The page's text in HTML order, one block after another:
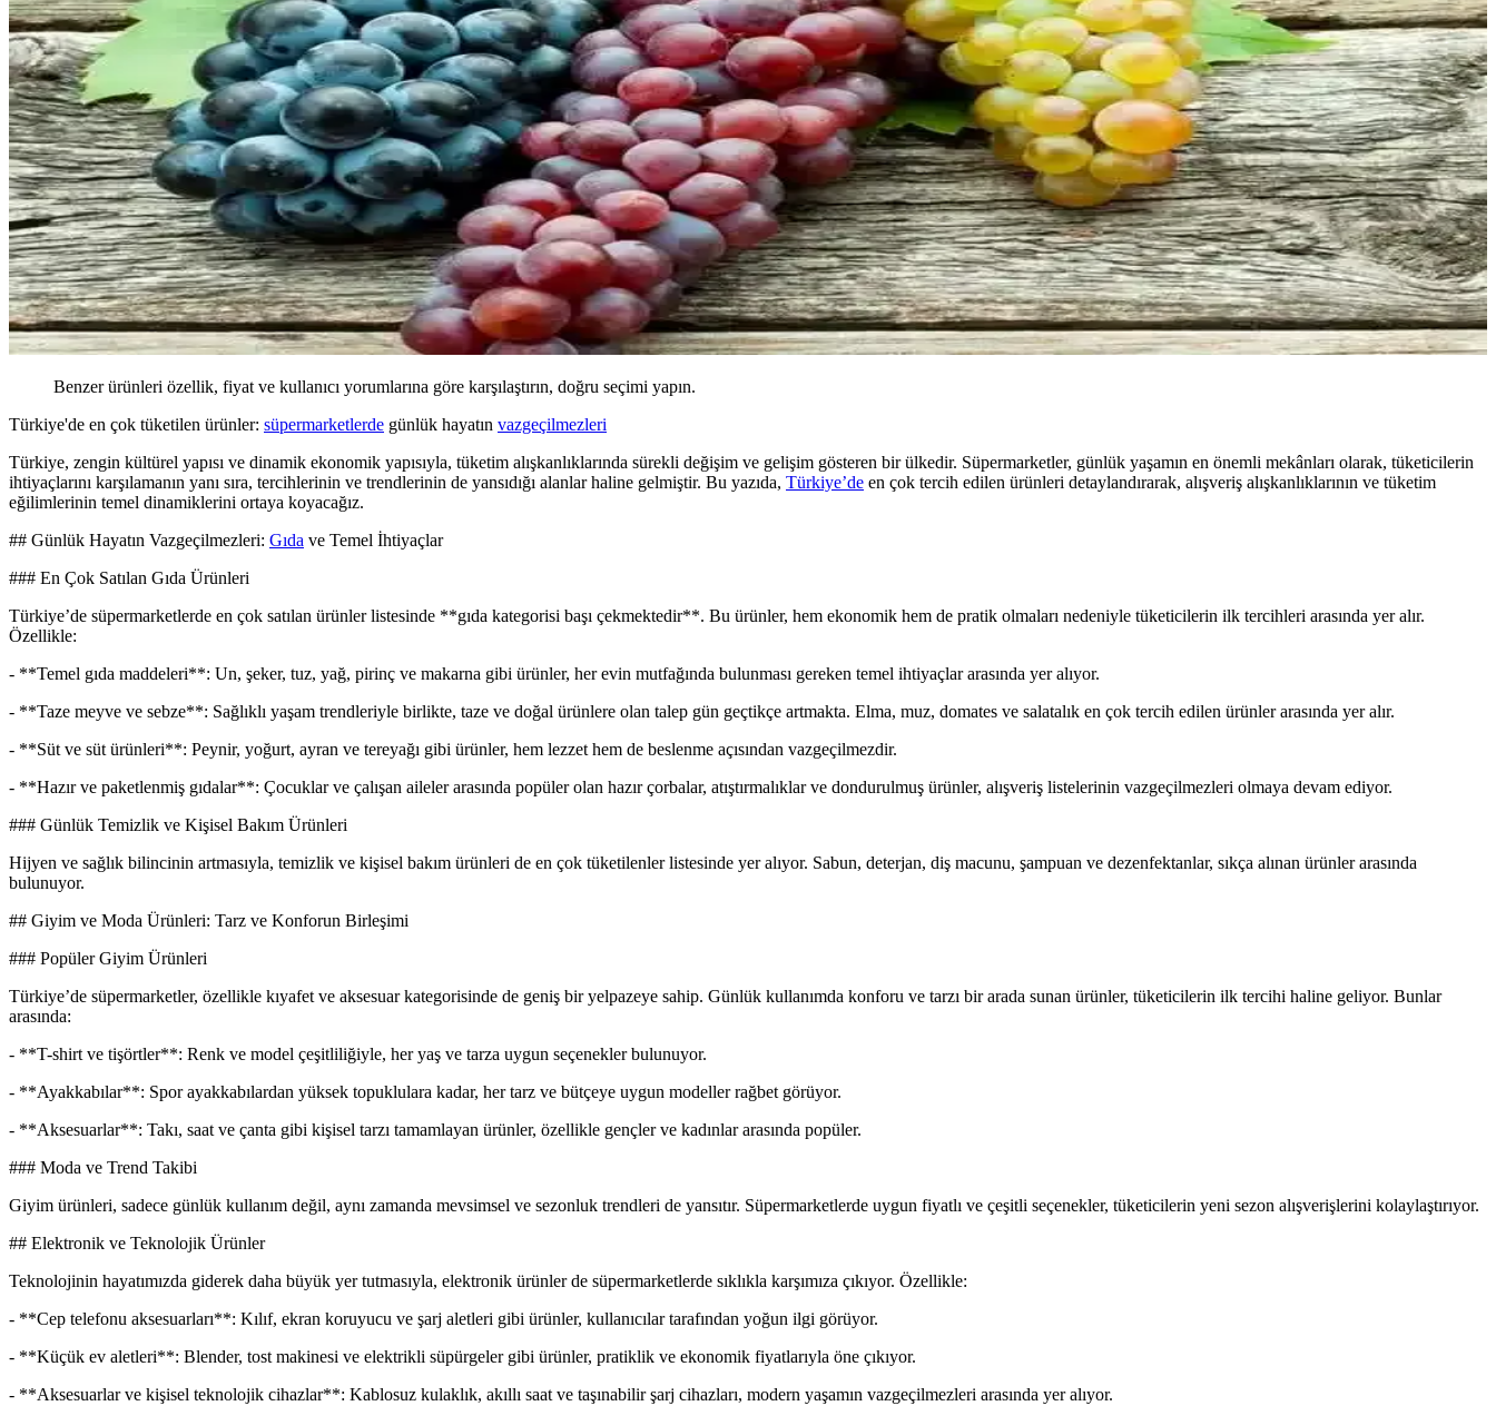
Benzer ürünleri özellik, fiyat ve kullanıcı yorumlarına göre karşılaştırın, doğru seçimi yapın.
Türkiye'de en çok tüketilen ürünler: süpermarketlerde günlük hayatın vazgeçilmezleri
Türkiye, zengin kültürel yapısı ve dinamik ekonomik yapısıyla, tüketim alışkanlıklarında sürekli değişim ve gelişim gösteren bir ülkedir. Süpermarketler, günlük yaşamın en önemli mekânları olarak, tüketicilerin
ihtiyaçlarını karşılamanın yanı sıra, tercihlerinin ve trendlerinin de yansıdığı alanlar haline gelmiştir. Bu yazıda, Türkiye’de en çok tercih edilen ürünleri detaylandırarak, alışveriş alışkanlıklarının ve tüketim
eğilimlerinin temel dinamiklerini ortaya koyacağız.
## Günlük Hayatın Vazgeçilmezleri: Gıda ve Temel İhtiyaçlar
### En Çok Satılan Gıda Ürünleri
Türkiye’de süpermarketlerde en çok satılan ürünler listesinde **gıda kategorisi başı çekmektedir**. Bu ürünler, hem ekonomik hem de pratik olmaları nedeniyle tüketicilerin ilk tercihleri arasında yer alır.
Özellikle:
- **Temel gıda maddeleri**: Un, şeker, tuz, yağ, pirinç ve makarna gibi ürünler, her evin mutfağında bulunması gereken temel ihtiyaçlar arasında yer alıyor.
- **Taze meyve ve sebze**: Sağlıklı yaşam trendleriyle birlikte, taze ve doğal ürünlere olan talep gün geçtikçe artmakta. Elma, muz, domates ve salatalık en çok tercih edilen ürünler arasında yer alır.
- **Süt ve süt ürünleri**: Peynir, yoğurt, ayran ve tereyağı gibi ürünler, hem lezzet hem de beslenme açısından vazgeçilmezdir.
- **Hazır ve paketlenmiş gıdalar**: Çocuklar ve çalışan aileler arasında popüler olan hazır çorbalar, atıştırmalıklar ve dondurulmuş ürünler, alışveriş listelerinin vazgeçilmezleri olmaya devam ediyor.
### Günlük Temizlik ve Kişisel Bakım Ürünleri
Hijyen ve sağlık bilincinin artmasıyla, temizlik ve kişisel bakım ürünleri de en çok tüketilenler listesinde yer alıyor. Sabun, deterjan, diş macunu, şampuan ve dezenfektanlar, sıkça alınan ürünler arasında
bulunuyor.
## Giyim ve Moda Ürünleri: Tarz ve Konforun Birleşimi
### Popüler Giyim Ürünleri
Türkiye’de süpermarketler, özellikle kıyafet ve aksesuar kategorisinde de geniş bir yelpazeye sahip. Günlük kullanımda konforu ve tarzı bir arada sunan ürünler, tüketicilerin ilk tercihi haline geliyor. Bunlar
arasında:
- **T-shirt ve tişörtler**: Renk ve model çeşitliliğiyle, her yaş ve tarza uygun seçenekler bulunuyor.
- **Ayakkabılar**: Spor ayakkabılardan yüksek topuklulara kadar, her tarz ve bütçeye uygun modeller rağbet görüyor.
- **Aksesuarlar**: Takı, saat ve çanta gibi kişisel tarzı tamamlayan ürünler, özellikle gençler ve kadınlar arasında popüler.
### Moda ve Trend Takibi
Giyim ürünleri, sadece günlük kullanım değil, aynı zamanda mevsimsel ve sezonluk trendleri de yansıtır. Süpermarketlerde uygun fiyatlı ve çeşitli seçenekler, tüketicilerin yeni sezon alışverişlerini kolaylaştırıyor.
## Elektronik ve Teknolojik Ürünler
Teknolojinin hayatımızda giderek daha büyük yer tutmasıyla, elektronik ürünler de süpermarketlerde sıklıkla karşımıza çıkıyor. Özellikle:
- **Cep telefonu aksesuarları**: Kılıf, ekran koruyucu ve şarj aletleri gibi ürünler, kullanıcılar tarafından yoğun ilgi görüyor.
- **Küçük ev aletleri**: Blender, tost makinesi ve elektrikli süpürgeler gibi ürünler, pratiklik ve ekonomik fiyatlarıyla öne çıkıyor.
- **Aksesuarlar ve kişisel teknolojik cihazlar**: Kablosuz kulaklık, akıllı saat ve taşınabilir şarj cihazları, modern yaşamın vazgeçilmezleri arasında yer alıyor.